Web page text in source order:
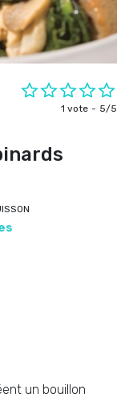
1 vote 5/5
un bouillon